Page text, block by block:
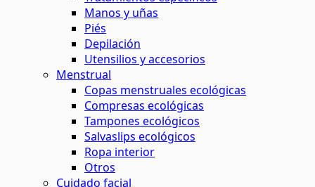
Manos y uñas
Piés
Depilación
Utensilios y accesorios
Menstrual
Copas menstruales ecológicas
Compresas ecológicas
Tampones ecológicos
Salvaslips ecológicos
Ropa interior
Otros
Cuidado facial